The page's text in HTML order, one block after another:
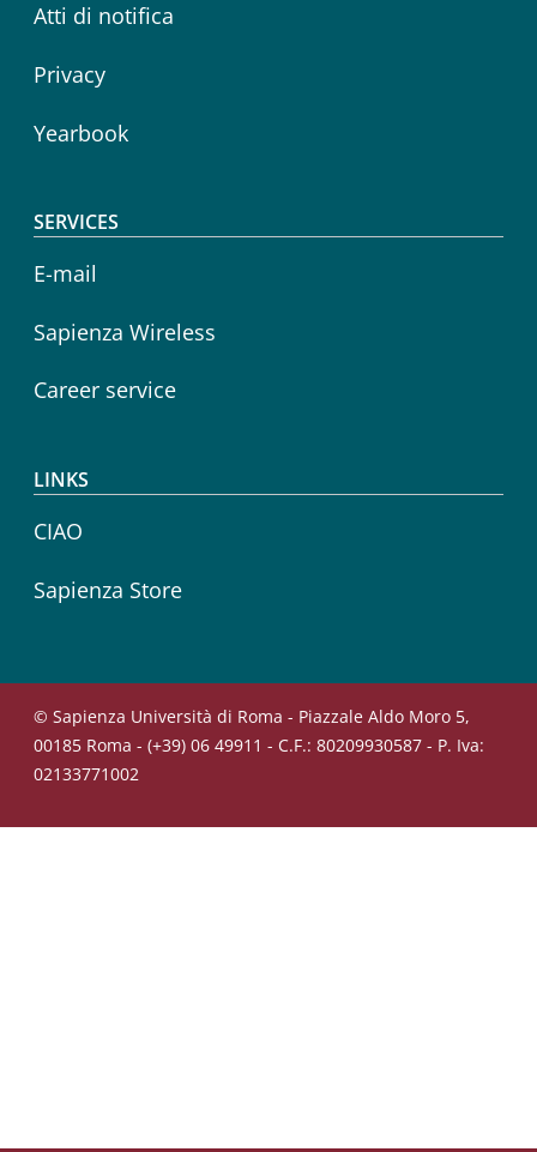
Atti di notifica
Privacy
Yearbook
SERVICES
E-mail
Sapienza Wireless
Career service
LINKS
CIAO
Sapienza Store
© Sapienza Università di Roma - Piazzale Aldo Moro 5,
00185 Roma - (+39) 06 49911 - C.F.: 80209930587 - P. Iva:
02133771002